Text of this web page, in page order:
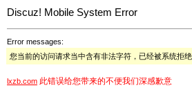
Discuz! Mobile System Error
Error messages:
您当前的访问请求当中含有非法字符，已经被系统拒绝
lxzb.com 此错误给您带来的不便我们深感歉意